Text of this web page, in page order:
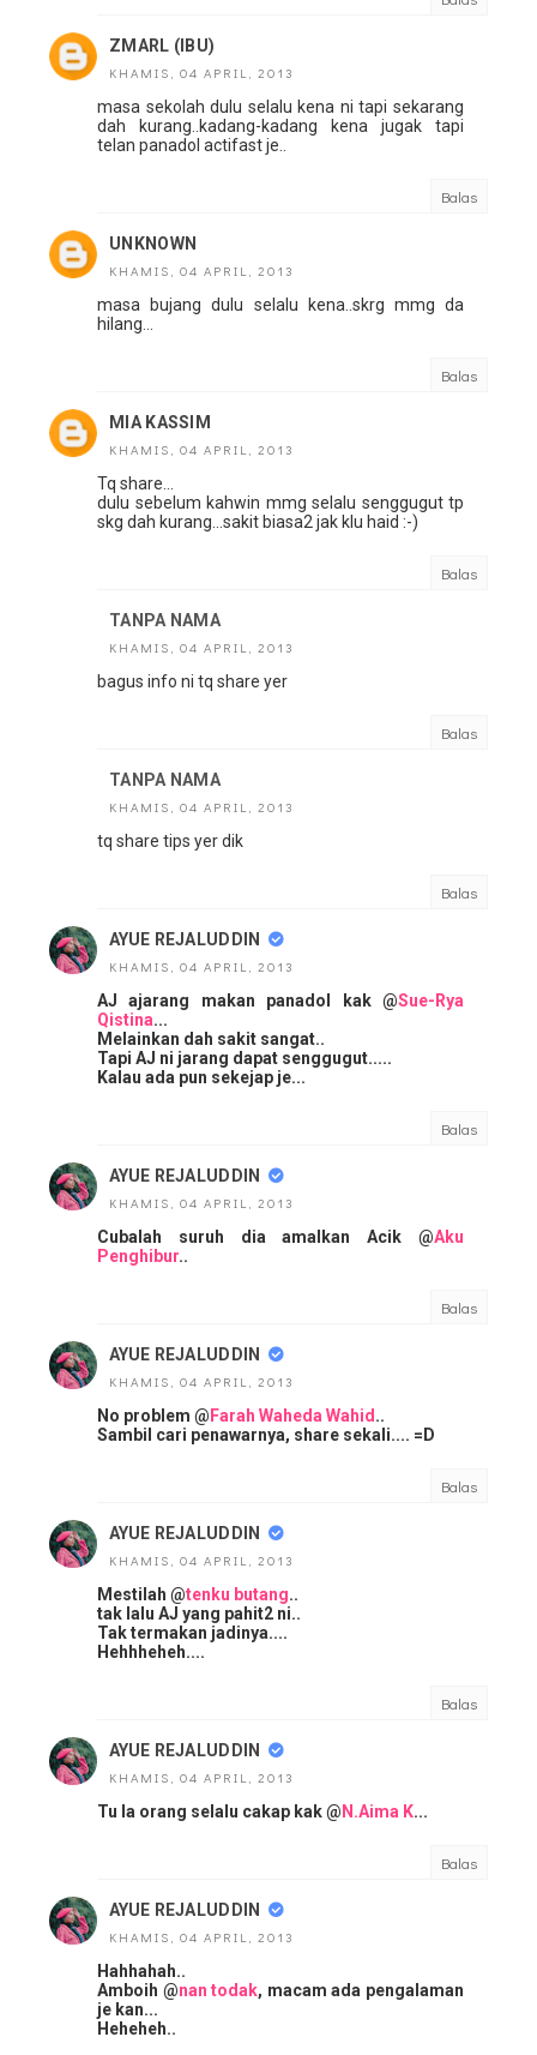
ZMARL (IBU)
KHAMIS, 04 APRIL, 2013
masa sekolah dulu selalu kena ni tapi sekarang
dah kurang..kadang-kadang kena jugak tapi
telan panadol actifast je..
Balas
UNKNOWN
KHAMIS, 04 APRIL, 2013
masa bujang dulu selalu kena..skrg mmg da
hilang...
Balas
MIA KASSIM
KHAMIS, 04 APRIL, 2013
Tq share...
dulu sebelum kahwin mmg selalu senggugut tp
skg dah kurang...sakit biasa2 jak klu haid :-)
Balas
TANPA NAMA
KHAMIS, 04 APRIL, 2013
bagus info ni tq share yer
Balas
TANPA NAMA
KHAMIS, 04 APRIL, 2013
tq share tips yer dik
Balas
AYUE REJALUDDIN
KHAMIS, 04 APRIL, 2013
AJ ajarang makan panadol kak @Sue-Rya
Qistina...
Melainkan dah sakit sangat..
Tapi AJ ni jarang dapat senggugut.....
Kalau ada pun sekejap je...
Balas
AYUE REJALUDDIN
KHAMIS, 04 APRIL, 2013
Cubalah suruh dia amalkan Acik @Aku
Penghibur..
Balas
AYUE REJALUDDIN
KHAMIS, 04 APRIL, 2013
No problem @ Farah Waheda Wahid ..
Sambil cari penawarnya, share sekali.... =D
Balas
AYUE REJALUDDIN
KHAMIS, 04 APRIL, 2013
Mestilah @tenku butang..
tak lalu AJ yang pahit2 ni..
Tak termakan jadinya....
Hehhheheh....
Balas
AYUE REJALUDDIN
KHAMIS, 04 APRIL, 2013
Tu la orang selalu cakap kak @ N.Aima K...
Balas
AYUE REJALUDDIN
KHAMIS, 04 APRIL, 2013
Hahhahah..
Amboih @nan todak, macam ada pengalaman
je kan...
Heheheh..